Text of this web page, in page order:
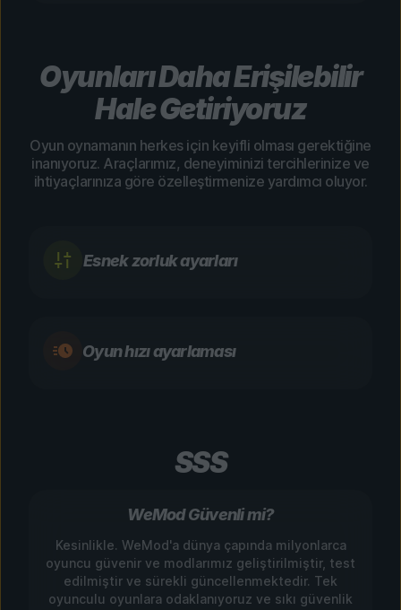
Oyunları Daha Erişilebilir
Hale Getiriyoruz
Oyun oynamanın herkes için keyifli olması gerektiğine
inanıyoruz. Araçlarımız, deneyiminizi tercihlerinize ve
ihtiyaçlarınıza göre özelleştirmenize yardımcı oluyor.
Esnek zorluk ayarları
Oyun hızı ayarlaması
SSS
WeMod Güvenli mi?
Kesinlikle. WeMod'a dünya çapında milyonlarca
oyuncu güvenir ve modlarımız geliştirilmiştir, test
edilmiştir ve sürekli güncellenmektedir. Tek
oyunculu oyunlara odaklanıyoruz ve sıkı güvenlik